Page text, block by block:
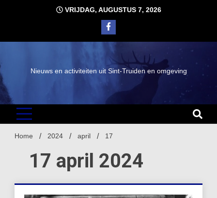
VRIJDAG, AUGUSTUS 7, 2026
Nieuws en activiteiten uit Sint-Truiden en omgeving
Home 2024 april 17
17 april 2024